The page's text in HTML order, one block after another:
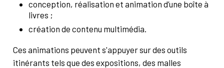
conception, réalisation et animation d’une boîte à
livres ;
création de contenu multimédia.
Ces animations peuvent s'appuyer sur des outils
itinérants tels que des expositions, des malles